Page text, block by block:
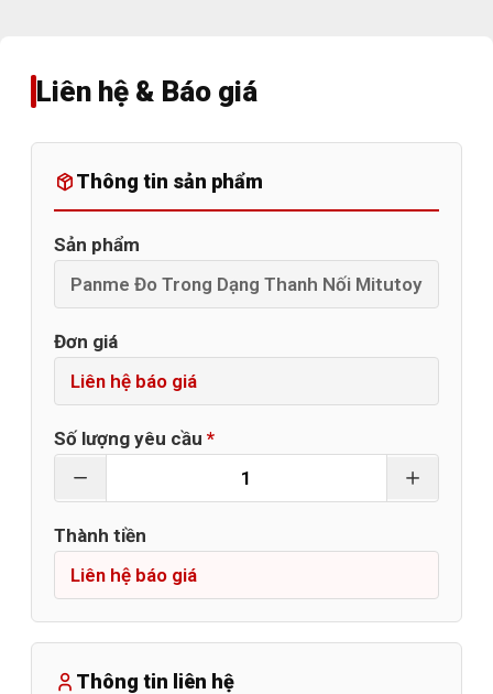
Liên hệ & Báo giá
Thông tin sản phẩm
Sản phẩm
Đơn giá
Số lượng yêu cầu *
Thành tiền
Thông tin liên hệ